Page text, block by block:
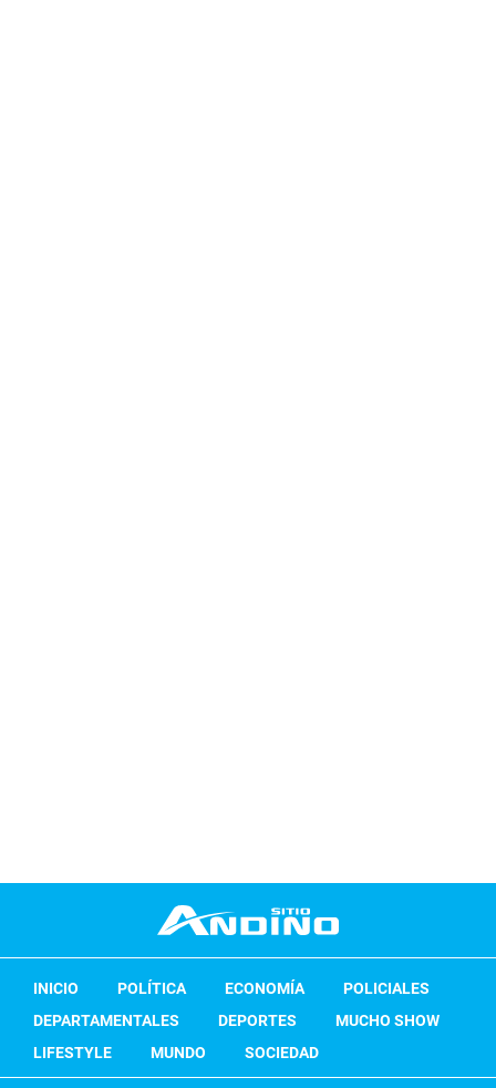
INICIO POLÍTICA ECONOMÍA
POLICIALES
DEPARTAMENTALES
DEPORTES
MUCHO SHOW
LIFESTYLE
MUNDO SOCIEDAD